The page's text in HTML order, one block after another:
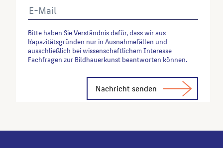
Bitte haben Sie Verständnis dafür, dass wir aus
Kapazitätsgründen nur in Ausnahmefällen und
ausschließlich bei wissenschaftlichem Interesse
Fachfragen zur Bildhauerkunst beantworten können.